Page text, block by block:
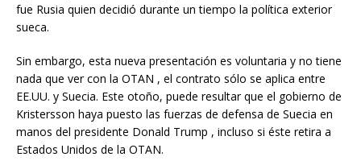
fue Rusia quien decidió durante un tiempo la política exterior
sueca.
Sin embargo, esta nueva presentación es voluntaria y no tiene
nada que ver con la OTAN , el contrato sólo se aplica entre
EE.UU. y Suecia. Este otoño, puede resultar que el gobierno de
Kristersson haya puesto las fuerzas de defensa de Suecia en
manos del presidente Donald Trump , incluso si éste retira a
Estados Unidos de la OTAN.